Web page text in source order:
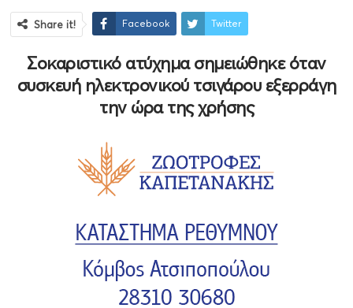
Share it! Facebook Twitter
Σοκαριστικό ατύχημα σημειώθηκε όταν
συσκευή ηλεκτρονικού τσιγάρου εξερράγη
την ώρα της χρήσης